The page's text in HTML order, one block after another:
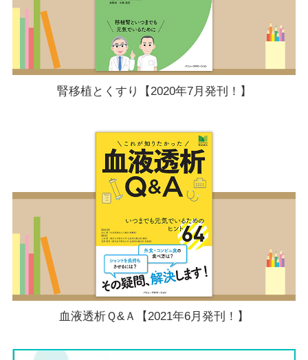
腎移植とくすり【2020年7月発刊！】
血液透析Ｑ&Ａ【2021年6月発刊！】